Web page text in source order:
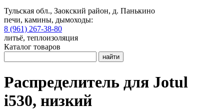
Тульская обл., Заокский район, д. Панькино
печи, камины, дымоходы:
8 (961) 267-38-80
литьё, теплоизоляция
Каталог товаров
найти
Распределитель для Jotul
i530, низкий